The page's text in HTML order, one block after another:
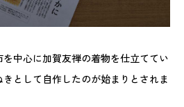
中心に加賀友禅の着物を仕立ててい
として自作したのが始まりとされま